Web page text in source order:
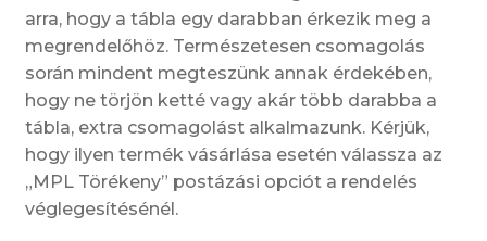
arra, hogy a tábla egy darabban érkezik meg a
megrendelőhöz. Természetesen csomagolás
során mindent megteszünk annak érdekében,
hogy ne törjön ketté vagy akár több darabba a
tábla, extra csomagolást alkalmazunk. Kérjük,
hogy ilyen termék vásárlása esetén válassza az
„MPL Törékeny” postázási opciót a rendelés
véglegesítésénél.